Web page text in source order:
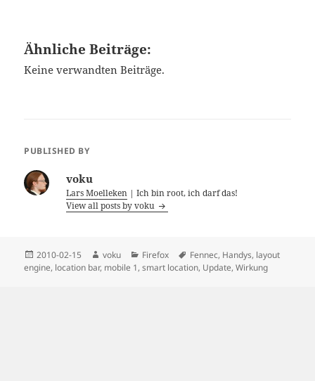
Ähnliche Beiträge:
Keine verwandten Beiträge.
PUBLISHED BY
voku
Lars Moelleken | Ich bin root, ich darf das!
View all posts by voku
Posted
on
2010-02-15 Author
voku Categories
Firefox Tags
Fennec, Handys, layout
engine, location bar, mobile 1,smart location, Update,Wirkung